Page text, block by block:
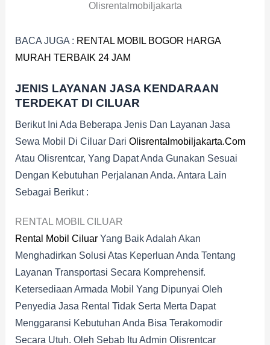
Olisrentalmobiljakarta
BACA JUGA : RENTAL MOBIL BOGOR HARGA
MURAH TERBAIK 24 JAM
JENIS LAYANAN JASA KENDARAAN
TERDEKAT DI CILUAR
Berikut Ini Ada Beberapa Jenis Dan Layanan Jasa
Sewa Mobil Di Ciluar Dari Olisrentalmobiljakarta.com
Atau Olisrentcar, Yang Dapat Anda Gunakan Sesuai
Dengan Kebutuhan Perjalanan Anda. Antara Lain
Sebagai Berikut :
RENTAL MOBIL CILUAR
Rental Mobil CiluarYang Baik Adalah Akan
Menghadirkan Solusi Atas Keperluan Anda Tentang
Layanan Transportasi Secara Komprehensif.
Ketersediaan Armada Mobil Yang Dipunyai Oleh
Penyedia Jasa Rental Tidak Serta Merta Dapat
Menggaransi Kebutuhan Anda Bisa Terakomodir
Secara Utuh. Oleh Sebab Itu Admin Olisrentcar